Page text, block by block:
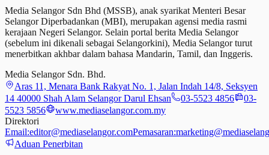
Media Selangor Sdn Bhd (MSSB), anak syarikat Menteri Besar
Selangor Diperbadankan (MBI), merupakan agensi media rasmi
kerajaan Negeri Selangor. Selain portal berita Media Selangor
(sebelum ini dikenali sebagai Selangorkini), Media Selangor turut
menerbitkan akhbar dalam bahasa Mandarin, Tamil, dan Inggeris.
Media Selangor Sdn. Bhd.
Aras 11, Menara Bank Rakyat No. 1, Jalan Indah 14/8, Seksyen
14 40000 Shah Alam Selangor Darul Ehsan
03-5523 4856
03-
5523 5856
www.mediaselangor.com.my
Direktori
Email:editor@mediaselangor.comPemasaran:
Aduan Penerbitan